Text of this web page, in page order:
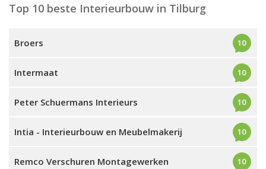
Top 10 beste Interieurbouw in Tilburg
Broers 10
Intermaat 10
Peter Schuermans Interieurs 10
Intia - Interieurbouw en Meubelmakerij 10
Remco Verschuren Montagewerken 10